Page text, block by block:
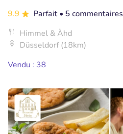
9.9
Parfait • 5 commentaires
Himmel & Ähd
Düsseldorf (18km)
Vendu : 38